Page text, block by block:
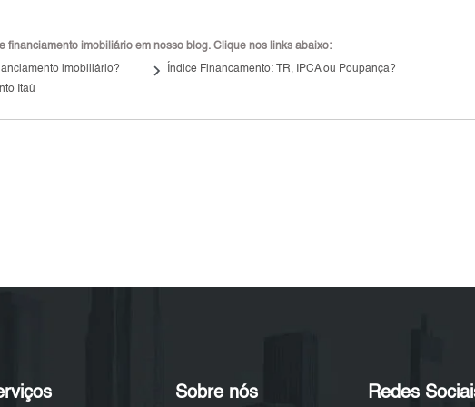
financiamento imobiliário em nosso blog. Clique nos links abaixo:
imobiliário? keyboard_arrow_right Índice Financamento: TR, IPCA ou Poupança?
Itaú
Sobre nós Redes